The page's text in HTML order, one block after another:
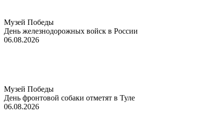
Музей Победы
День железнодорожных войск в России
06.08.2026
Музей Победы
День фронтовой собаки отметят в Туле
06.08.2026